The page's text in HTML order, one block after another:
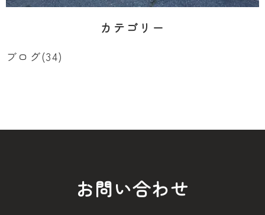
カテゴリー
ブログ(34)
お問い合わせ